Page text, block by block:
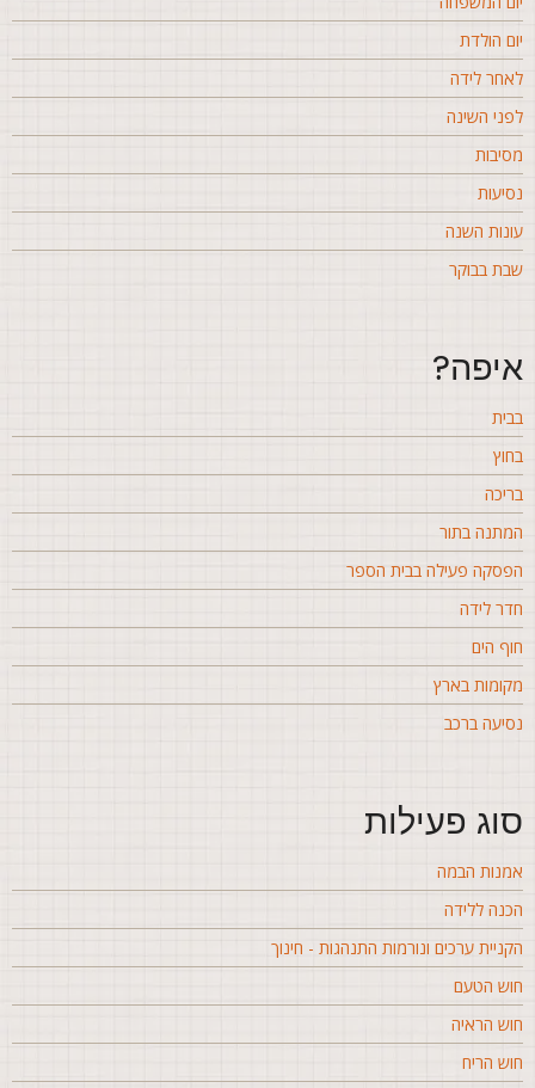
הולדת
לידה
השינה
השנה
בבוקר
בתור
פעילה בבית הספר
לידה
הים
בארץ
ברכב
פעילות
הבמה
ללידה
ערכים ונורמות התנהגות - חינוך
הטעם
הראיה
הריח